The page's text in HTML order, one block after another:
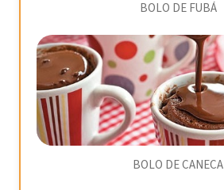
BOLO DE FUBÁ
BOLO DE CANECA